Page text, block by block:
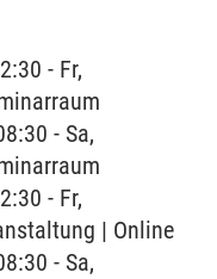
- Fr,
- Sa,
- Fr,
| Online
- Sa,